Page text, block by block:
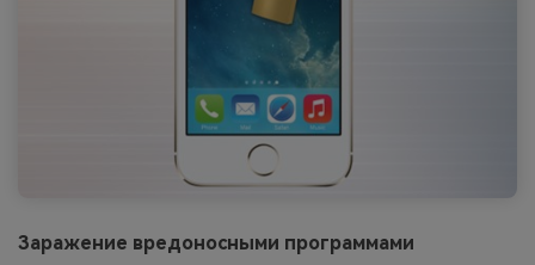
Заражение вредоносными программами